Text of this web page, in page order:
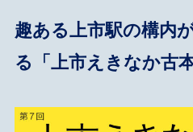
趣ある上市駅の構内
る「上市えきなか古本